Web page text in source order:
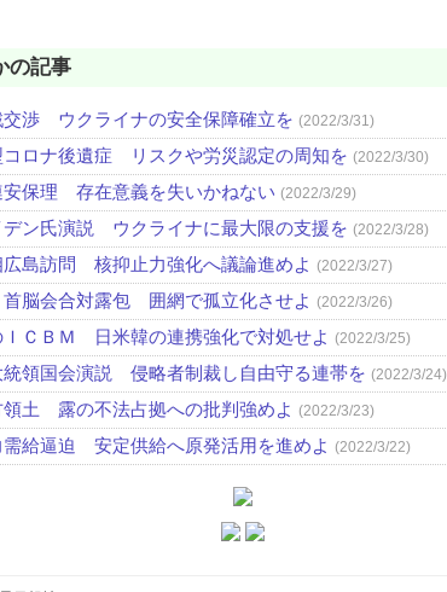
の記事
交渉 ウクライナの安全保障確立を (2022/3/31)
コロナ後遺症 リスクや労災認定の周知を (2022/3/30)
安保理 存在意義を失いかねない (2022/3/29)
デン氏演説 ウクライナに最大限の支援を (2022/3/28)
広島訪問 核抑止力強化へ議論進めよ (2022/3/27)
首脳会合対露包 囲網で孤立化させよ (2022/3/26)
ＩＣＢＭ 日米韓の連携強化で対処せよ (2022/3/25)
統領国会演説 侵略者制裁し自由守る連帯を (2022/3/24)
領土 露の不法占拠への批判強めよ (2022/3/23)
需給逼迫 安定供給へ原発活用を進めよ (2022/3/22)